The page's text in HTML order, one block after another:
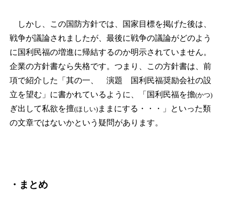
しかし、この国防方針では、国家目標を掲げた後は、
戦争が議論されましたが、最後に戦争の議論がどのよう
に国利民福の増進に帰結するのか明示されていません。
企業の方針書なら失格です。つまり、この方針書は、前
項で紹介した「其の一、 演題 国利民福奨励会社の設
立を望む」に書かれているように、「国利民福を擔(かつ)
ぎ出して私欲を擅(ほしい)ままにする・・・」といった類
の文章ではないかという疑問があります。
・まとめ